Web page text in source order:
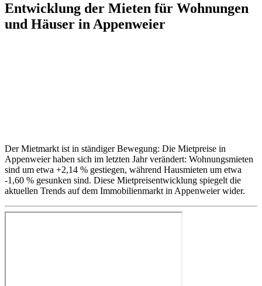
Entwicklung der Mieten für Wohnungen
und Häuser in Appenweier
Der Mietmarkt ist in ständiger Bewegung: Die Mietpreise in
Appenweier haben sich im letzten Jahr verändert: Wohnungsmieten
sind um etwa +2,14 % gestiegen, während Hausmieten um etwa
-1,60 % gesunken sind. Diese Mietpreisentwicklung spiegelt die
aktuellen Trends auf dem Immobilienmarkt in Appenweier wider.